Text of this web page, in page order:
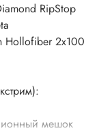
RipStop
Hollofiber 2х100
мешок